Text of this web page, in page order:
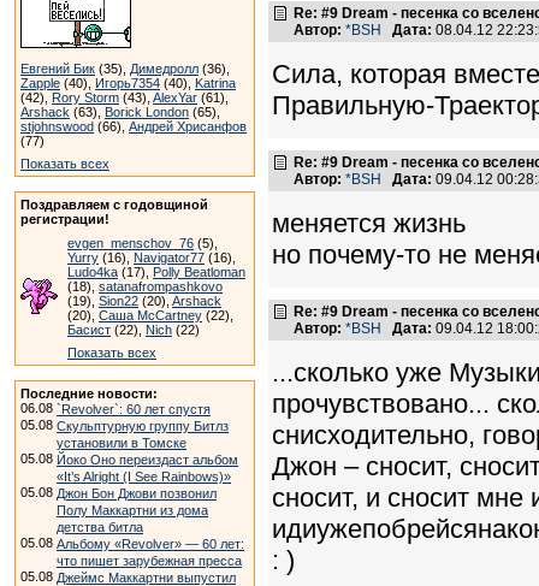
Евгений Бик (35), Димедролл (36),
Zapple (40), Игорь7354 (40), Katrina
(42), Rory Storm (43), AlexYar (61),
Arshack (63), Borick London (65),
stjohnswood (66), Андрей Хрисанфов
(77)
Показать всех
Поздравляем с годовщиной
регистрации!
evgen_menschov_76 (5),
Yurry (16), Navigator77 (16),
Ludo4ka (17), Polly Beatloman
(18), satanafrompashkovo
(19), Sion22 (20), Arshack
(20), Саша McCartney (22),
Басист (22), Nich (22)
Показать всех
Последние новости:
06.08 `Revolver`: 60 лет спустя
05.08 Скульптурную группу Битлз
установили в Томске
05.08 Йоко Оно переиздаст альбом
«It’s Alright (I See Rainbows)»
05.08 Джон Бон Джови позвонил
Полу Маккартни из дома
детства битла
05.08 Альбому «Revolver» — 60 лет:
что пишет зарубежная пресса
05.08 Джеймс Маккартни выпустил
Re: #9 Dream - песенка со
Автор: *BSH Дата: 08.04.12
Сила, которая
Правильную-
Re: #9 Dream - песенка со
Автор: *BSH Дата: 09.04.12
меняется жизнь
но почему-то не
Re: #9 Dream - песенка со
Автор: *BSH Дата: 09.04.12
...сколько уже
прочувствовано...
снисходительно,
Джон – сносит,
сносит, и сносит
: )